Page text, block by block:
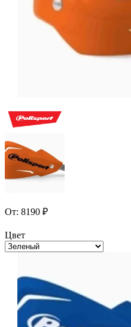
От: 8190 ₽
Цвет